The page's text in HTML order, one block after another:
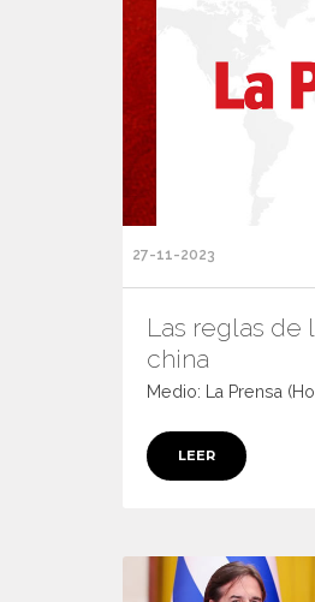
27-11-2023
Las reglas de
china
Medio: La Prensa
LEER